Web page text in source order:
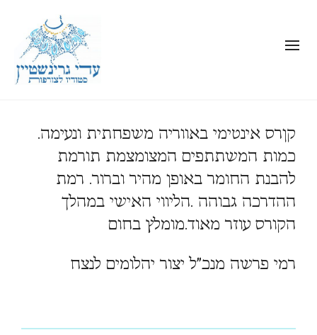
קןרס אינטימי באווריה משפחתית ונעימה.
כמות המשתתפים המצומצמת תורמת
להבנת החומר באופן מהיר וברור. רמת
ההדרכה גבוהה .הליווי האישי במהלך
הקורס עוזר מאוד.מומלץ בחום
רמי פרשה מנכ”ל יצור יהלומים לנצח